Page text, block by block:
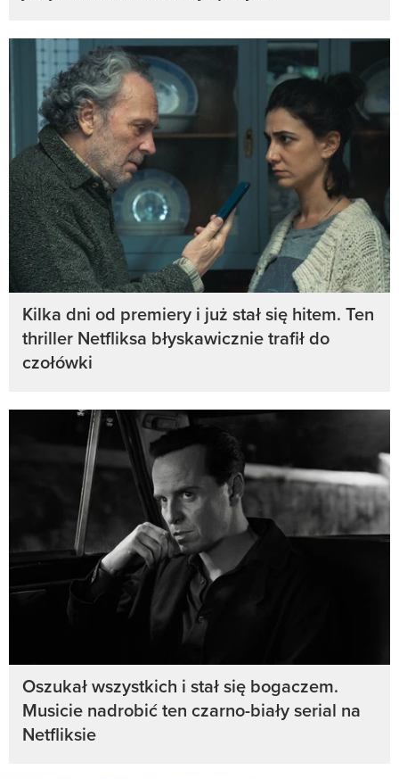
Kilka dni od premiery i już stał się hitem. Ten
thriller Netfliksa błyskawicznie trafił do
czołówki
Oszukał wszystkich i stał się bogaczem.
Musicie nadrobić ten czarno-biały serial na
Netfliksie